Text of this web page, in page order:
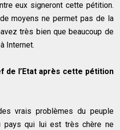
eux signeront cette pétition.
moyens ne permet pas de la
très bien que beaucoup de
Internet.
de l’Etat après cette pétition
vrais problèmes du peuple
pays qui lui est très chère ne